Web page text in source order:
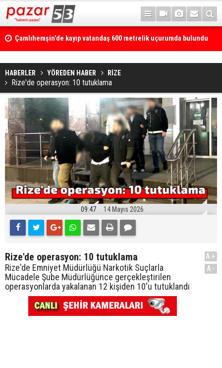
Çamlıhemşin'de kayıp vatandaş 600 metrelik uçurumda bulundu
HABERLER YÖREDEN HABER RİZE
Rize'de operasyon: 10 tutuklama
09:47 14 Mayıs 2026
Rize'de operasyon: 10 tutuklama
Rize'de Emniyet Müdürlüğü Narkotik Suçlarla
Mücadele Şube Müdürlüğünce gerçekleştirilen
operasyonlarda yakalanan 12 kişiden 10'u tutuklandı
A+
A-